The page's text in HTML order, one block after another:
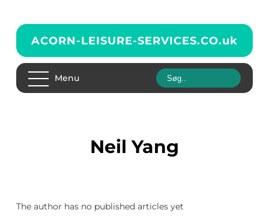
ACORN-LEISURE-SERVICES.CO.uk
Menu
Neil Yang
The author has no published articles yet